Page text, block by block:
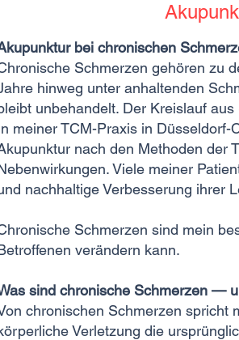
bei chronischen
Schmerzen gehören zu
hinweg unter anhaltenden
unbehandelt. Der Kreislauf
meiner TCM-Praxis in
nach den Methoden der
Viele meiner
nachhaltige Verbesserung ihrer
Schmerzen sind mein
verändern kann.
sind chronische Schmerzen —
chronischen Schmerzen
Verletzung die